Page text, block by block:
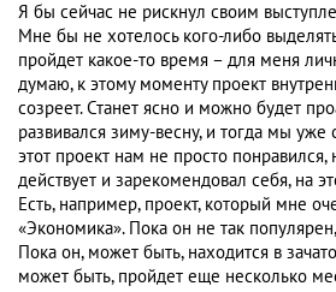
Я бы сейчас не рискнул своим
Мне бы не хотелось кого-либо
пройдет какое-то время – для меня
думаю, к этому моменту проект
созреет. Станет ясно и можно будет
развивался зиму-весну, и тогда мы уже
этот проект нам не просто
действует и зарекомендовал себя, на
Есть, например, проект, который мне
«Экономика». Пока он не так
Пока он, может быть, находится в
может быть, пройдет еще несколько